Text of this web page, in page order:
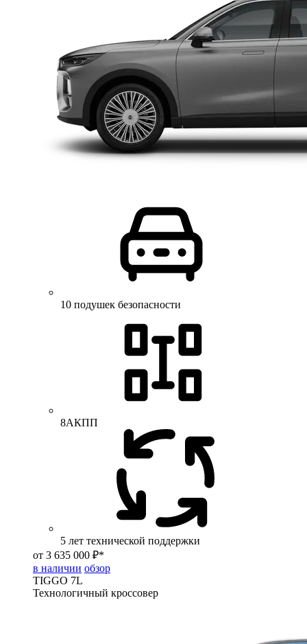
10 подушек безопасности
8АКПП
5 лет технической поддержки
от 3 635 000 ₽*
в наличии обзор
TIGGO 7L
Технологичный кроссовер